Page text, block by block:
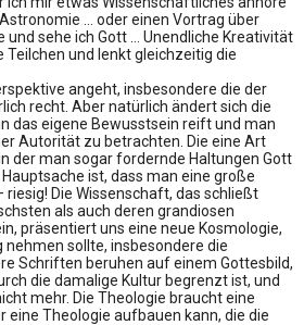
… oder einen Vortrag über
und sehe ich Gott … Unendliche Kreativität
und lenkt gleichzeitig die
angeht, insbesondere die der
recht. Aber natürlich ändert sich die
das eigene Bewusstsein reift und man
Autorität zu betrachten. Die eine Art
der man sogar fordernde Haltungen Gott
ist, dass man eine große
Die Wissenschaft, das schließt
als auch deren grandiosen
präsentiert uns eine neue Kosmologie,
nehmen sollte, insbesondere die
Schriften beruhen auf einem Gottesbild,
die damalige Kultur begrenzt ist, und
mehr. Die Theologie braucht eine
eine Theologie aufbauen kann, die die